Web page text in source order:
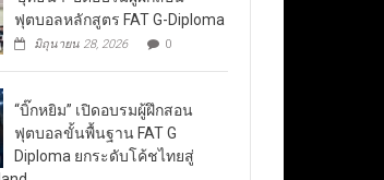
ฟุตบอลหลักสูตร FAT G-Diploma
มิถุนายน 28, 2026 0
“บิ๊กหยิม” เปิดอบรมผู้ฝึกสอน
ฟุตบอลขั้นพื้นฐาน FAT G
Diploma ยกระดับโค้ชไทยสู่